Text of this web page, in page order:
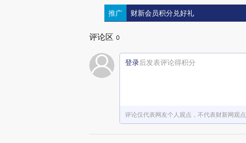
推广 财新会员积分兑好礼
评论区 0
登录后发表评论得积分
评论仅代表网友个人观点，不代表财新网观点